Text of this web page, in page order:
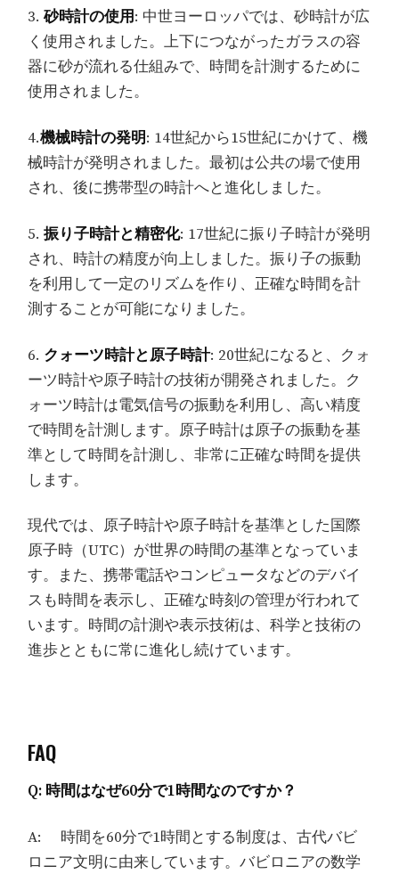
3.砂時計の使用: 中世ヨーロッパでは、砂時計が広
く使用されました。上下につながったガラスの容
器に砂が流れる仕組みで、時間を計測するために
使用されました。
4.機械時計の発明: 14世紀から15世紀にかけて、機
械時計が発明されました。最初は公共の場で使用
され、後に携帯型の時計へと進化しました。
5.振り子時計と精密化: 17世紀に振り子時計が発明
され、時計の精度が向上しました。振り子の振動
を利用して一定のリズムを作り、正確な時間を計
測することが可能になりました。
6. クォーツ時計と原子時計: 20世紀になると、クォ
ーツ時計や原子時計の技術が開発されました。ク
ォーツ時計は電気信号の振動を利用し、高い精度
で時間を計測します。原子時計は原子の振動を基
準として時間を計測し、非常に正確な時間を提供
します。
現代では、原子時計や原子時計を基準とした国際
原子時（UTC）が世界の時間の基準となっていま
す。また、携帯電話やコンピュータなどのデバイ
スも時間を表示し、正確な時刻の管理が行われて
います。時間の計測や表示技術は、科学と技術の
進歩とともに常に進化し続けています。
FAQ
Q: 時間はなぜ60分で1時間なのですか？
A: 時間を60分で1時間とする制度は、古代バビ
ロニア文明に由来しています。バビロニアの数学